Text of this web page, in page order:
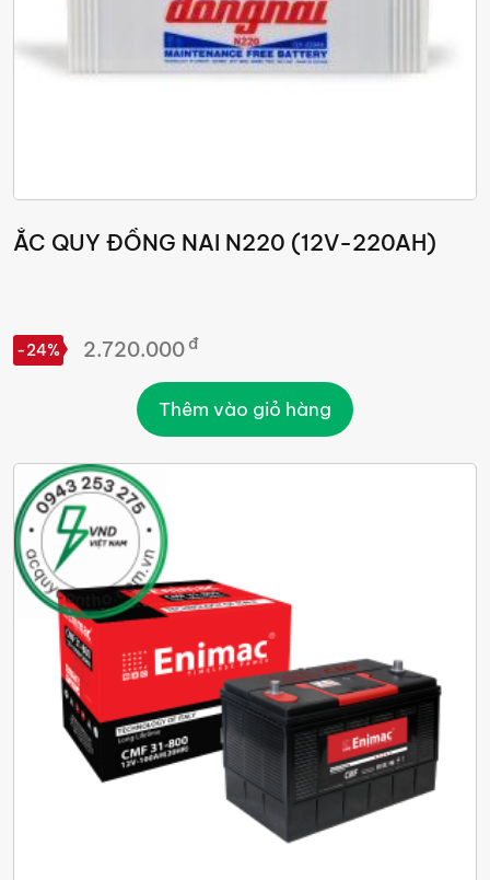
ẮC QUY ĐỒNG NAI N220 (12V-220AH)
-24% 2.720.000 đ
Thêm vào giỏ hàng